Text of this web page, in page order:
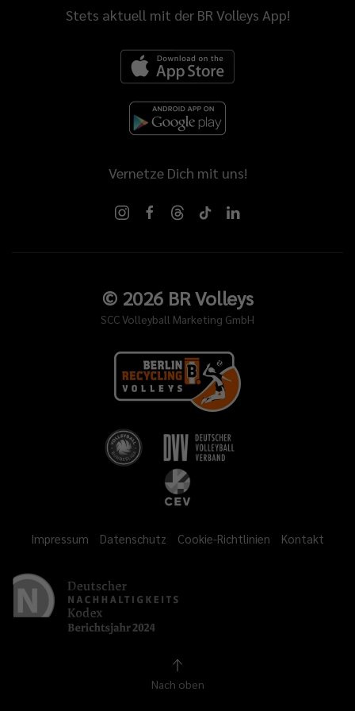
Stets aktuell mit der BR Volleys App!
Vernetze Dich mit uns!
© 2026BR Volleys
SCC Volleyball Marketing GmbH
Impressum Datenschutz Cookie-Richtlinien Kontakt
Nach oben